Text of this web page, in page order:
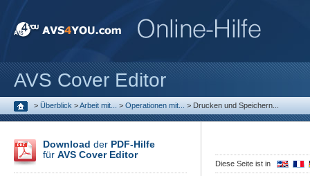
AVS Cover Editor
> Überblick >Arbeit mit... > Operationen mit... > Drucken und Speichern...
Diese Seite ist in
Download der PDF-Hilfe
für AVS Cover Editor